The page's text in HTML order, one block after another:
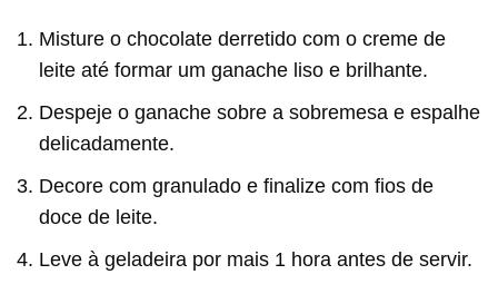
Misture o chocolate derretido com o creme de
leite até formar um ganache liso e brilhante.
Despeje o ganache sobre a sobremesa e espalhe
delicadamente.
Decore com granulado e finalize com fios de
doce de leite.
Leve à geladeira por mais 1 hora antes de servir.